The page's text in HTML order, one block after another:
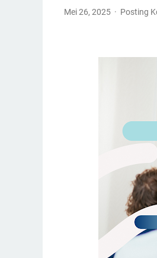
Mei 26, 2025 Posting